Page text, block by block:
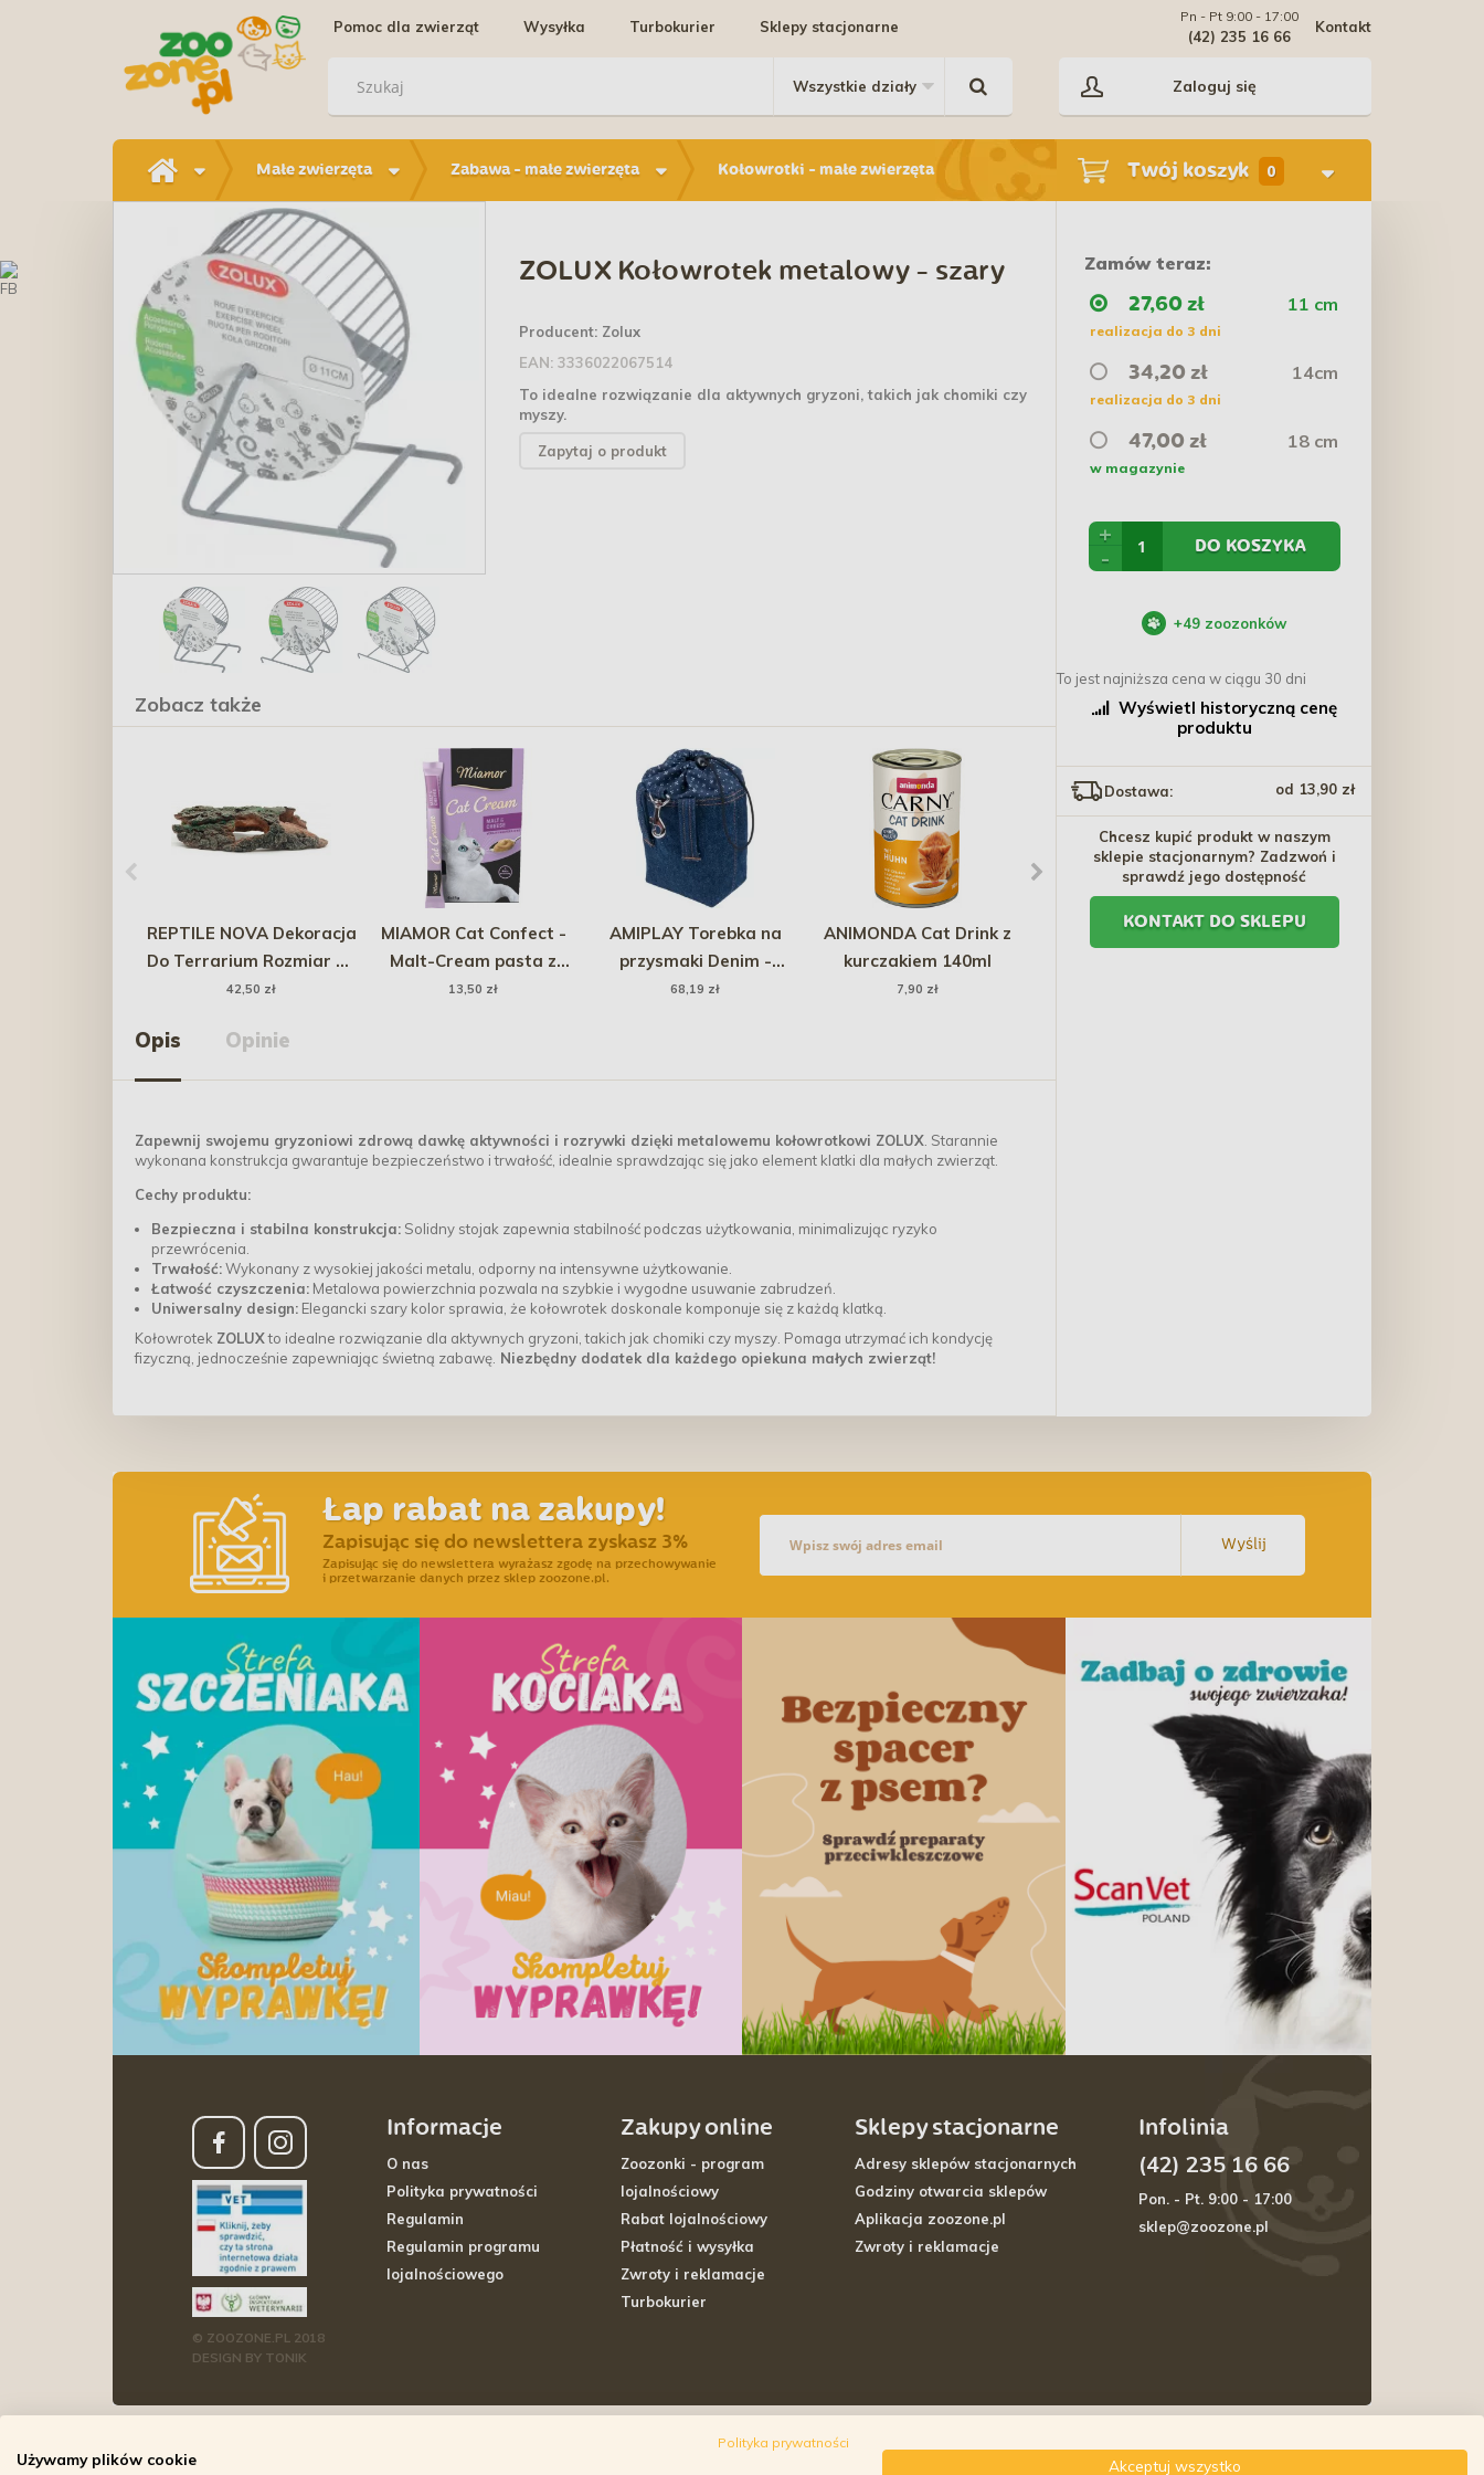
Pomoc dla zwierząt Wysyłka Turbokurier Sklepy stacjonarne Kontakt
Pn - Pt 9:00 - 17:00
(42) 235 16 66
Zaloguj się
Małe zwierzęta Zabawa - małe zwierzęta Kołowrotki - małe zwierzęta Twój koszyk 0
ZOLUX Kołowrotek metalowy - szary
Producent: Zolux
EAN: 3336022067514
To idealne rozwiązanie dla aktywnych gryzoni, takich jak chomiki czy
myszy.
Zapytaj o produkt
Zobacz także
REPTILE NOVA Dekoracja
Do Terrarium Rozmiar 27
x 14 x 6,5 cm
42,50 zł
MIAMOR Cat Confect -
Malt-Cream pasta z
serem 6x 15g
13,50 zł
AMIPLAY Torebka na
przysmaki Denim -
Granatowa
68,19 zł
ANIMONDA Cat Drink z
kurczakiem 140ml
7,90 zł
DINGO Obroża Twilight
EUROWET Sebolan -
Opis Opinie
Zapewnij swojemu gryzoniowi zdrową dawkę aktywności i rozrywki dzięki metalowemu kołowrotkowi ZOLUX. Starannie
wykonana konstrukcja gwarantuje bezpieczeństwo i trwałość, idealnie sprawdzając się jako element klatki dla małych zwierząt.
Cechy produktu:
Bezpieczna i stabilna konstrukcja: Solidny stojak zapewnia stabilność podczas użytkowania, minimalizując ryzyko
przewrócenia.
Trwałość:Wykonany z wysokiej jakości metalu, odporny na intensywne użytkowanie.
Łatwość czyszczenia: Metalowa powierzchnia pozwala na szybkie i wygodne usuwanie zabrudzeń.
Uniwersalny design: Elegancki szary kolor sprawia, że kołowrotek doskonale komponuje się z każdą klatką.
Kołowrotek ZOLUXto idealne rozwiązanie dla aktywnych gryzoni, takich jak chomiki czy myszy. Pomaga utrzymać ich kondycję
fizyczną, jednocześnie zapewniając świetną zabawę. Niezbędny dodatek dla każdego opiekuna małych zwierząt!
Zamów teraz:
27,60 zł 11 cm
realizacja do 3 dni
34,20 zł 14cm
realizacja do 3 dni
47,00 zł 18 cm
w magazynie
+
-
DO KOSZYKA
+49 zoozonków
To jest najniższa cena w ciągu 30 dni
Wyświetl historyczną cenę
produktu
Dostawa: od 13,90 zł
Chcesz kupić produkt w naszym
sklepie stacjonarnym? Zadzwoń i
sprawdź jego dostępność
KONTAKT DO SKLEPU
Łap rabat na zakupy!
Zapisując się do newslettera zyskasz 3%
Zapisując się do newslettera wyrażasz zgodę na przechowywanie
i przetwarzanie danych przez sklep zoozone.pl.
Wyślij
© ZOOZONE.PL 2018
DESIGN BY TONIK
Informacje
O nas
Polityka prywatności
Regulamin
Regulamin programu
lojalnościowego
Zakupy online
Zoozonki - program
lojalnościowy
Rabat lojalnościowy
Płatność i wysyłka
Zwroty i reklamacje
Turbokurier
Sklepy stacjonarne
Adresy sklepów stacjonarnych
Godziny otwarcia sklepów
Aplikacja zoozone.pl
Zwroty i reklamacje
Infolinia
(42) 235 16 66
Pon. - Pt. 9:00 - 17:00
sklep@zoozone.pl
Polityka prywatności
Używamy plików cookie Akceptuj wszystko